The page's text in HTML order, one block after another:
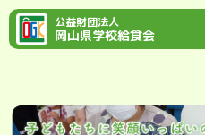
公益財団法人
岡山県学校給食会